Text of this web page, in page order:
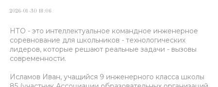
2026-01-30 18:06
НТО - это интеллектуальное командное инженерное
соревнование для школьников - технологических
лидеров, которые решают реальные задачи - вызовы
современности.
Исламов Иван, учащийся 9 инженерного класса школы